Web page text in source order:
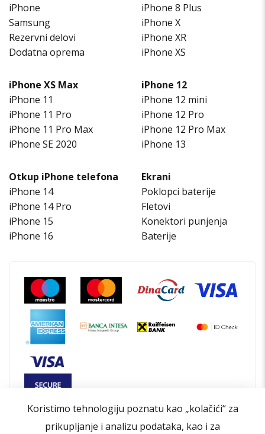
iPhone
Samsung
Rezervni delovi
Dodatna oprema
iPhone 8 Plus
iPhone X
iPhone XR
iPhone XS
iPhone XS Max
iPhone 11
iPhone 11 Pro
iPhone 11 Pro Max
iPhone SE 2020
iPhone 12
iPhone 12 mini
iPhone 12 Pro
iPhone 12 Pro Max
iPhone 13
Otkup iPhone telefona
iPhone 14
iPhone 14 Pro
iPhone 15
iPhone 16
Ekrani
Poklopci baterije
Fletovi
Konektori punjenja
Baterije
Koristimo tehnologiju poznatu kao „kolačići“ za
prikupljanje i analizu podataka, kao i za